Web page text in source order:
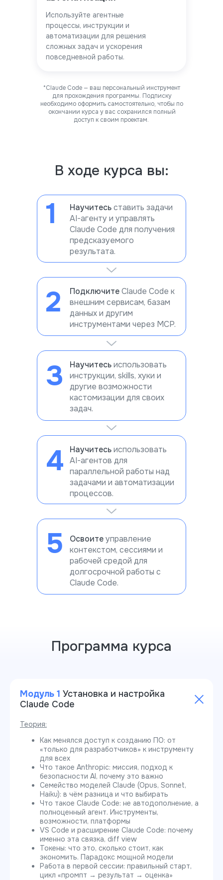
Используйте агентные
процессы, инструкции и
автоматизации для решения
сложных задач и ускорения
повседневной работы.
*Claude Code — ваш персональный инструмент
для прохождения программы. Подписку
необходимо оформить самостоятельно, чтобы по
окончании курса у вас сохранился полный
доступ к своим проектам.
В ходе курса вы:
2 ПодключитеClaude Code к
внешним сервисам, базам
данных и другим
инструментами через MCP.
1 Научитесьставить задачи
AI-агенту и управлять
Claude Code для получения
предсказуемого
результата.
3 Научитесьиспользовать
инструкции, skills, хуки и
другие возможности
кастомизации для своих
задач.
5 Освоитеуправление
контекстом, сессиями и
рабочей средой для
долгосрочной работы с
Claude Code.
4 Научитесьиспользовать
AI-агентов для
параллельной работы над
задачами и автоматизации
процессов.
Программа курса
Модуль 1 Установка и настройка
Claude Code
Теория:
Как менялся доступ к созданию ПО: от
«только для разработчиков» к инструменту
для всех
Что такое Anthropic: миссия, подход к
безопасности AI, почему это важно
Семейство моделей Claude (Opus, Sonnet,
Haiku): в чём разница и что выбирать
Что такое Claude Code: не автодополнение, а
полноценный агент. Инструменты,
возможности, платформы
VS Code и расширение Claude Code: почему
именно эта связка, diff view
Токены: что это, сколько стоит, как
экономить. Парадокс мощной модели
Работа в первой сессии: правильный старт,
цикл «промпт → результат → оценка»